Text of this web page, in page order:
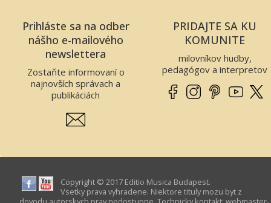
Prihláste sa na odber
nášho e-mailového
newslettera
Zostaňte informovaní o
najnovších správach a
publikáciách
PRIDAJTE SA KU
KOMUNITE
milovníkov hudby,
pedagógov a interpretov
Copyright © 2017 Editio Musica Budapest.
Vsetky prava vyhradene. Niektore tituly mozu byt z